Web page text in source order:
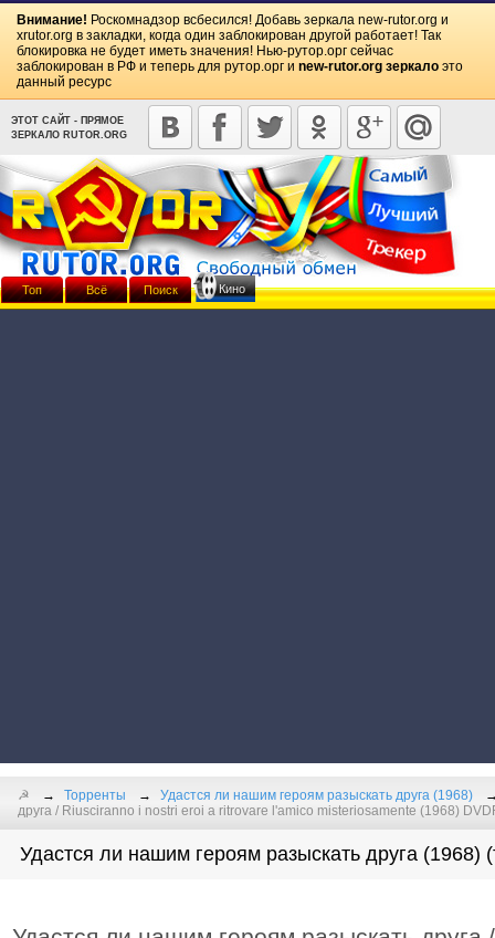
Внимание! Роскомнадзор всбесился! Добавь зеркала new-rutor.org и
xrutor.org в закладки, когда один заблокирован другой работает! Так
блокировка не будет иметь значения! Нью-рутор.орг сейчас
заблокирован в РФ и теперь для рутор.орг и new-rutor.org зеркало это
данный ресурс
ЭТОТ САЙТ - ПРЯМОЕ
ЗЕРКАЛО RUTOR.ORG
☭ Торренты
Удастся ли нашим героям разыскать друга (1968)
друга / Riusciranno i nostri eroi a ritrovare l'amico misteriosamente (1968)
Удастся ли нашим героям разыскать друга (1968)